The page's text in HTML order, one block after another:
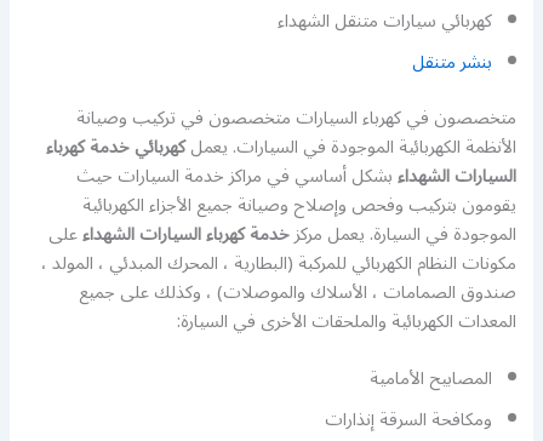
كهربائي سيارات متنقل الشهداء
بنشر متنقل
متخصصون في كهرباء السيارات متخصصون في تركيب وصيانة
الأنظمة الكهربائية الموجودة في السيارات. يعملكهربائي خدمة كهرباء
السيارات الشهداءبشكل أساسي في مراكز خدمة السيارات حيث
يقومون بتركيب وفحص وإصلاح وصيانة جميع الأجزاء الكهربائية
الموجودة في السيارة. يعمل مركزخدمة كهرباء السيارات الشهداءعلى
مكونات النظام الكهربائي للمركبة (البطارية ، المحرك المبدئي ، المولد ،
صندوق الصمامات ، الأسلاك والموصلات) ، وكذلك على جميع
المعدات الكهربائية والملحقات الأخرى في السيارة:
المصابيح الأمامية
ومكافحة السرقة إنذارات